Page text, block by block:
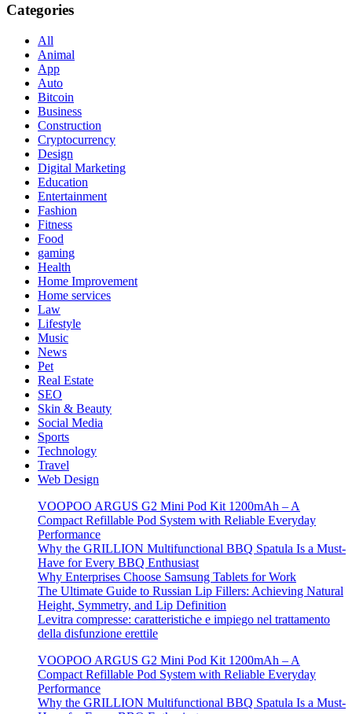
Categories
All
Animal
App
Auto
Bitcoin
Business
Construction
Cryptocurrency
Design
Digital Marketing
Education
Entertainment
Fashion
Fitness
Food
gaming
Health
Home Improvement
Home services
Law
Lifestyle
Music
News
Pet
Real Estate
SEO
Skin & Beauty
Social Media
Sports
Technology
Travel
Web Design
VOOPOO ARGUS G2 Mini Pod Kit 1200mAh – A
Compact Refillable Pod System with Reliable Everyday
Performance
Why the GRILLION Multifunctional BBQ Spatula Is a Must-
Have for Every BBQ Enthusiast
Why Enterprises Choose Samsung Tablets for Work
The Ultimate Guide to Russian Lip Fillers: Achieving Natural
Height, Symmetry, and Lip Definition
Levitra compresse: caratteristiche e impiego nel trattamento
della disfunzione erettile
VOOPOO ARGUS G2 Mini Pod Kit 1200mAh – A
Compact Refillable Pod System with Reliable Everyday
Performance
Why the GRILLION Multifunctional BBQ Spatula Is a Must-